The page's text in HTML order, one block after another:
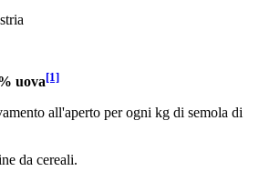
uova[1]
all'aperto per ogni kg di semola di
da cereali.